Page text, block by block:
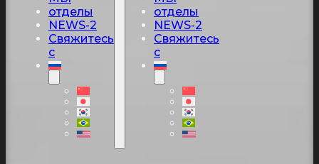
отделы
NEWS-2
Свяжитесь
с
отделы
NEWS-2
Свяжитесь
с